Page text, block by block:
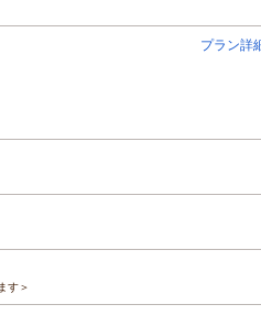
プラン詳
す＞